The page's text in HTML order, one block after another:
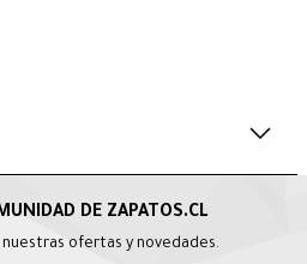
ofertas y novedades.